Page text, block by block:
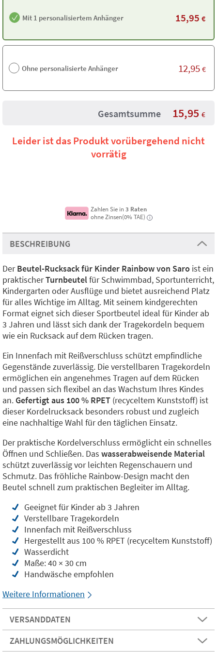
Mit 1 personalisiertem Anhänger 15,95 €
Ohne personalisierte Anhänger 12,95 €
Gesamtsumme 15,95 €
Leider ist das Produkt vorübergehend nicht
vorrätig
Zahlen Sie in3 Raten
ohne Zinsen(0% TAE)
i
BESCHREIBUNG
DerBeutel-Rucksack für Kinder Rainbow von Saro ist ein
praktischerTurnbeutelfür Schwimmbad, Sportunterricht,
Kindergarten oder Ausflüge und bietet ausreichend Platz
für alles Wichtige im Alltag. Mit seinem kindgerechten
Format eignet sich dieser Sportbeutel ideal für Kinder ab
3 Jahren und lässt sich dank der Tragekordeln bequem
wie ein Rucksack auf dem Rücken tragen.
Ein Innenfach mit Reißverschluss schützt empfindliche
Gegenstände zuverlässig. Die verstellbaren Tragekordeln
ermöglichen ein angenehmes Tragen auf dem Rücken
und passen sich flexibel an das Wachstum Ihres Kindes
an. Gefertigt aus 100 % RPET (recyceltem Kunststoff) ist
dieser Kordelrucksack besonders robust und zugleich
eine nachhaltige Wahl für den täglichen Einsatz.
Der praktische Kordelverschluss ermöglicht ein schnelles
Öffnen und Schließen. Das wasserabweisende Material
schützt zuverlässig vor leichten Regenschauern und
Schmutz. Das fröhliche Rainbow-Design macht den
Beutel schnell zum praktischen Begleiter im Alltag.
Geeignet für Kinder ab 3 Jahren
Verstellbare Tragekordeln
Innenfach mit Reißverschluss
Hergestellt aus 100 % RPET (recyceltem Kunststoff)
Wasserdicht
Maße: 40 × 30 cm
Handwäsche empfohlen
Weitere Informationen
VERSANDDATEN
ZAHLUNGSMÖGLICHKEITEN